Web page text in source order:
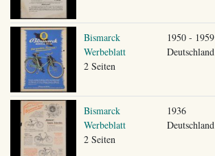
Bismarck
Werbeblatt
2 Seiten
1950 - 1959
Deutschland
Bismarck
Werbeblatt
2 Seiten
1936
Deutschland